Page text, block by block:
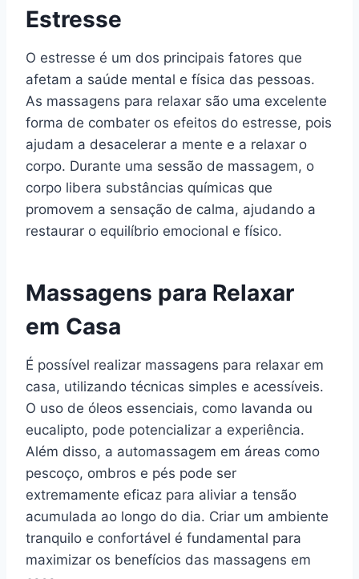
Estresse
O estresse é um dos principais fatores que
afetam a saúde mental e física das pessoas.
As massagens para relaxar são uma excelente
forma de combater os efeitos do estresse, pois
ajudam a desacelerar a mente e a relaxar o
corpo. Durante uma sessão de massagem, o
corpo libera substâncias químicas que
promovem a sensação de calma, ajudando a
restaurar o equilíbrio emocional e físico.
Massagens para Relaxar
em Casa
É possível realizar massagens para relaxar em
casa, utilizando técnicas simples e acessíveis.
O uso de óleos essenciais, como lavanda ou
eucalipto, pode potencializar a experiência.
Além disso, a automassagem em áreas como
pescoço, ombros e pés pode ser
extremamente eficaz para aliviar a tensão
acumulada ao longo do dia. Criar um ambiente
tranquilo e confortável é fundamental para
maximizar os benefícios das massagens em